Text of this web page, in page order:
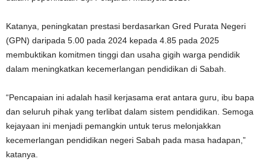
Katanya, peningkatan prestasi berdasarkan Gred Purata Negeri
(GPN) daripada 5.00 pada 2024 kepada 4.85 pada 2025
membuktikan komitmen tinggi dan usaha gigih warga pendidik
dalam meningkatkan kecemerlangan pendidikan di Sabah.
“Pencapaian ini adalah hasil kerjasama erat antara guru, ibu bapa
dan seluruh pihak yang terlibat dalam sistem pendidikan. Semoga
kejayaan ini menjadi pemangkin untuk terus melonjakkan
kecemerlangan pendidikan negeri Sabah pada masa hadapan,”
katanya.